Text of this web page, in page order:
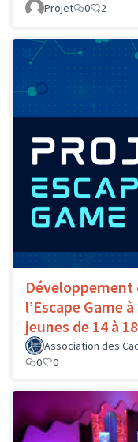
Projet
0 2
Développement
l’Escape Game
jeunes de 14 à
Association des
0
0